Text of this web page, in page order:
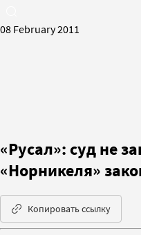
08 February 2011
«Русал»: cуд не
«Норникеля»
Копировать ссылку